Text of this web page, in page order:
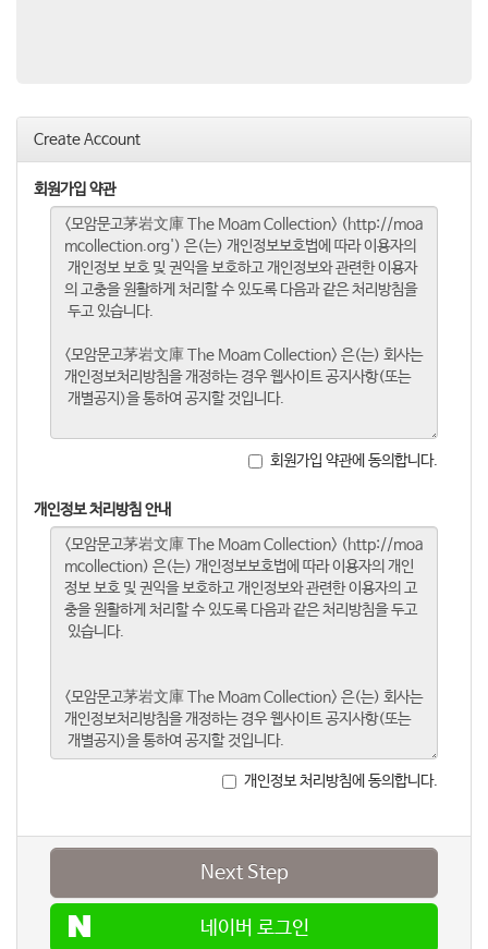
Create Account
회원가입 약관
회원가입 약관에 동의합니다.
개인정보 처리방침 안내
개인정보 처리방침에 동의합니다.
Next Step
네이버 로그인